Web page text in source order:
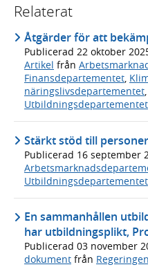
Relaterat
Åtgärder för att
Publicerad 22 oktober
Artikel från
Finansdepartementet,
näringslivsdepartementet,
Utbildningsdepartementet
Stärkt stöd till
Publicerad 16 september
Utbildningsdepartementet
En sammanhållen
har utbildningsplikt,
Publicerad 03 november
dokument från Regeringen